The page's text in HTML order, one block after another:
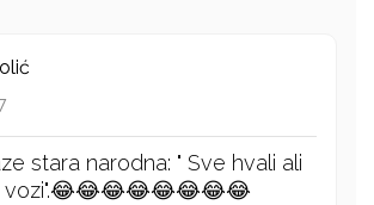
stara narodna: " Sve hvali ali
vozi".😂😂😂😂😂😂😂😂